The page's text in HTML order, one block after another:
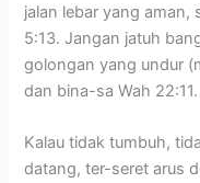
jalan lebar yang aman,
5:13. Jangan jatuh
golongan yang undur
dan bina-sa Wah 22:11.
Kalau tidak tumbuh,
datang, ter-seret arus